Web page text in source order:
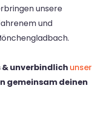
unsere
und
& unverbindlich unser
gemeinsam deinen